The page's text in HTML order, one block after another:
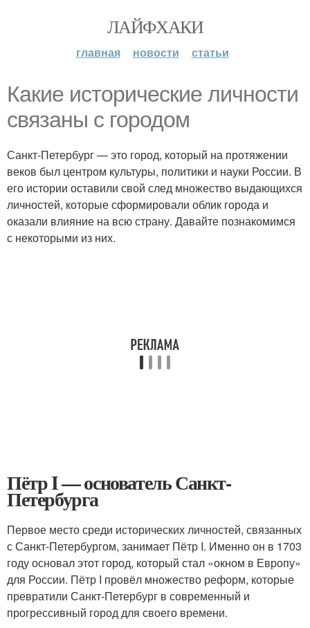
ЛАЙФХАКИ
главная новости статьи
Какие исторические личности
связаны с городом
Санкт-Петербург — это город, который на протяжении
веков был центром культуры, политики и науки России. В
его истории оставили свой след множество выдающихся
личностей, которые сформировали облик города и
оказали влияние на всю страну. Давайте познакомимся
с некоторыми из них.
Пётр I — основатель Санкт-
Петербурга
Первое место среди исторических личностей, связанных
с Санкт-Петербургом, занимает Пётр I. Именно он в 1703
году основал этот город, который стал «окном в Европу»
для России. Пётр I провёл множество реформ, которые
превратили Санкт-Петербург в современный и
прогрессивный город для своего времени.